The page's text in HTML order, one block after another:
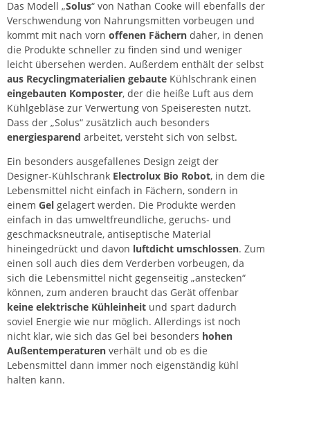
Das Modell „Solus“ von Nathan Cooke will ebenfalls der
Verschwendung von Nahrungsmitten vorbeugen und
kommt mit nach vorn offenen Fächern daher, in denen
die Produkte schneller zu finden sind und weniger
leicht übersehen werden. Außerdem enthält der selbst
aus Recyclingmaterialien gebaute Kühlschrank einen
eingebauten Komposter, der die heiße Luft aus dem
Kühlgebläse zur Verwertung von Speiseresten nutzt.
Dass der „Solus“ zusätzlich auch besonders
energiesparend arbeitet, versteht sich von selbst.
Ein besonders ausgefallenes Design zeigt der
Designer-Kühlschrank Electrolux Bio Robot, in dem die
Lebensmittel nicht einfach in Fächern, sondern in
einem Gel gelagert werden. Die Produkte werden
einfach in das umweltfreundliche, geruchs- und
geschmacksneutrale, antiseptische Material
hineingedrückt und davon luftdicht umschlossen. Zum
einen soll auch dies dem Verderben vorbeugen, da
sich die Lebensmittel nicht gegenseitig „anstecken“
können, zum anderen braucht das Gerät offenbar
keine elektrische Kühleinheit und spart dadurch
soviel Energie wie nur möglich. Allerdings ist noch
nicht klar, wie sich das Gel bei besonders hohen
Außentemperaturen verhält und ob es die
Lebensmittel dann immer noch eigenständig kühl
halten kann.